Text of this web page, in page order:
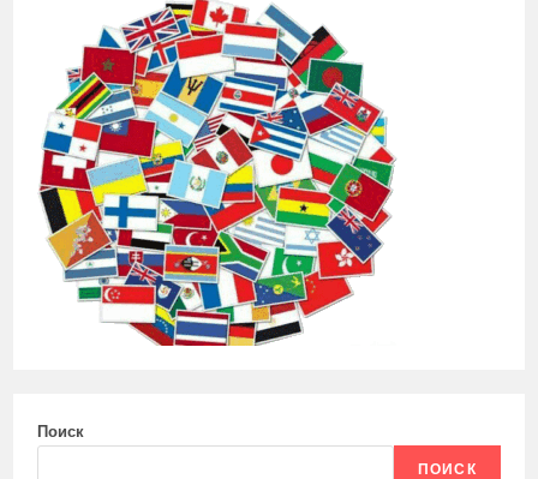
Поиск
ПОИСК